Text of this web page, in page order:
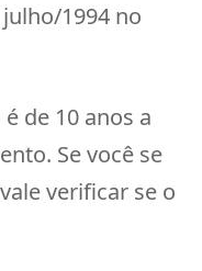
1994 no
de 10 anos a
Se você se
verificar se o